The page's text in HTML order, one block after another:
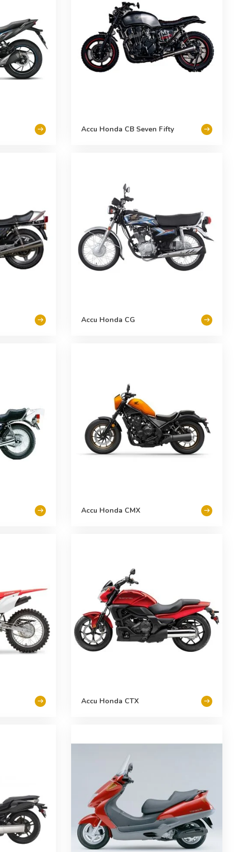
Accu Honda CB Seven Fifty
Accu Honda CG
Accu Honda CMX
Accu Honda CTX